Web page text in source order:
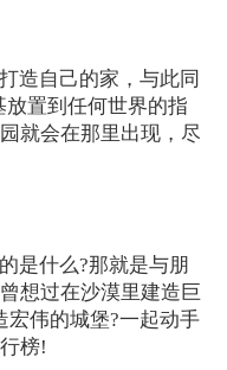
造自己的家，与此同
置到任何世界的指
就会在那里出现，尽
是什么?那就是与朋
想过在沙漠里建造巨
宏伟的城堡?一起动手
榜!